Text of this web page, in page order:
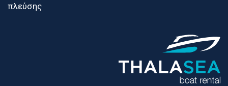
πλεύσης